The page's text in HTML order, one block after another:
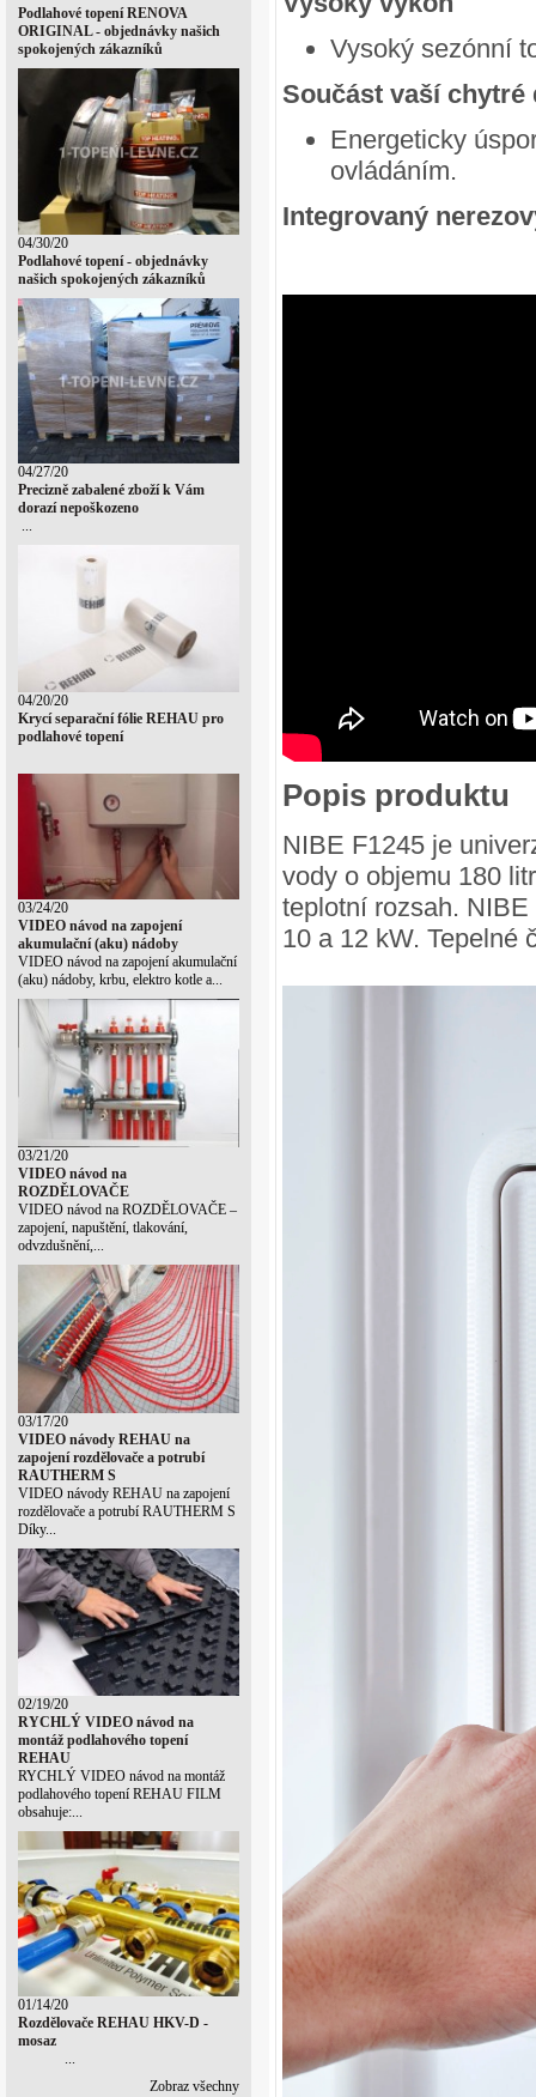
Podlahové topení RENOVA
ORIGINAL - objednávky našich
spokojených zákazníků
04/30/20
Podlahové topení - objednávky
našich spokojených zákazníků
04/27/20
Precizně zabalené zboží k Vám
dorazí nepoškozeno
...
04/20/20
Krycí separační fólie REHAU pro
podlahové topení
03/24/20
VIDEO návod na zapojení
akumulační (aku) nádoby
VIDEO návod na zapojení akumulační
(aku) nádoby, krbu, elektro kotle a...
03/21/20
VIDEO návod na
ROZDĚLOVAČE
VIDEO návod na ROZDĚLOVAČE –
zapojení, napuštění, tlakování,
odvzdušnění,...
03/17/20
VIDEO návody REHAU na
zapojení rozdělovače a potrubí
RAUTHERM S
VIDEO návody REHAU na zapojení
rozdělovače a potrubí RAUTHERM S
Díky...
02/19/20
RYCHLÝ VIDEO návod na
montáž podlahového topení
REHAU
RYCHLÝ VIDEO návod na montáž
podlahového topení REHAU FILM
obsahuje:...
01/14/20
Rozdělovače REHAU HKV-D -
mosaz
...
Zobraz všechny
Vysoký sezónní
Součást vaší chytré
Energeticky
ovládáním.
Integrovaný
Popis produktu
NIBE F1245 je
vody o objemu 180
teplotní rozsah.
10 a 12 kW. Tepelné